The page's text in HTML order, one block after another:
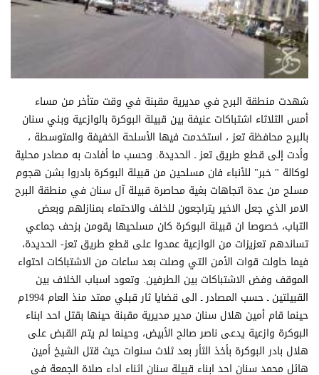
شهدت منطقة البرح في مديرية مقبنة في وقت متأخر من مساء
أمس الثلاثاء اشتباكات عنيفة بين قبيلة البوكرة بالوازعية وبني سنان
بالبرح محافظة تعز ، استخدمت فيها الأسلحة الخفيفة والمتوسطة ،
وأدت إلى قطع طريق تعز ـ الحديدة. وحسب ما أفادت به مصادر محلية
لوكالة " خبر" للأنباء فان مسلحين من قبيلة البوكرة بادروا بشن هجوم
مسلح من عدة اتجاهات بغية محاصرة قبيلة آل سنان في منطقة البرح
الامر الذي جعل الاخير يتراجعون للخلف والاحتماء بمنازلهم وبعض
التباب، خصوصا ان قبيلة البوكرة كان مسلحيها يقومن بزحف جماعي
تساندهم تعزيزات من الوازعية عمدوا على قطع طريق تعز- الحديدة،
فيما حاولت قوات الأمن التي وصلت بعد ساعات من الاشتباكات احتواء
الموقف وفض الاشتباكات بين الطرفين. وتعود اسباب الخلاف بين
القبيلتين ـ حسب المصادر ـ الى قضايا ثار قبلي ممتد منذ العام 1994م
حينما قام أمين هلال سنان مدير مديرية مقبنة حينها بقتل احد ابناء
البوكرة وازعية يدعى ناصر صالح الأبيض، وحينما لم يتم القبض على
هلال بادر البوكرة بأخذ الثأر بعد ثلاث سنوات حيث قتل الشيخ أمين
هائل محمد سنان احد ابناء قبيلة سنان اثناء اداء صلاة الجمعة في